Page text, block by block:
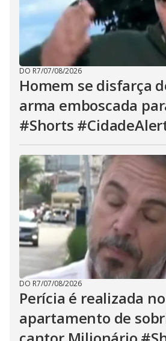
DO R7/07/08/2026
Homem se disfarça
arma emboscada
#Shorts
DO R7/07/08/2026
Perícia é realizada no
apartamento de